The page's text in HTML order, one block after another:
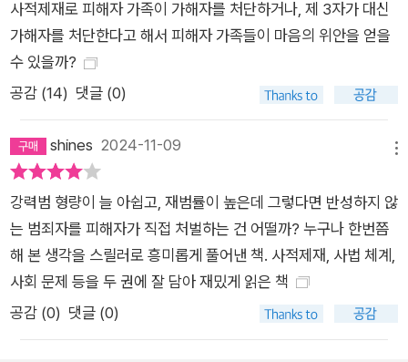
인과의 사이에서 낳은 일바라는 딸이 있기에, 그의 상실감은 내
것에 비교할 수 없다……. 리시의 가장 친한 친구, 사라도 현실을
믿을 수 없다. 코스플레이 참가를 비롯해 모든 것을 날마다 함께
해온 리시가 곁에 없다니. 리시를 잘 알지도 못하는 애들이 눈물
을 질금거리며 꽃과 카드를 갖다두고 추모하는 걸 사라는 견딜 수
없다. 리시가 성폭행을 당했는지 궁금해하는 사람들이 싫다. 리시
와 친했던 척하면서 그날 리시가 어땠는지 뭘 했는지 경찰에게 조
목조목 말하는 친구들도 역겹다. 사라는 그날 리시가 누구를 은밀
히 만나기로 했는지 안다. 그래도 자신의 의심을 경찰에게 말할
순 없다. 어쩌면 상상하고 과장하기 좋아하는 리시가 그냥 지어낸
얘기일지도 모르니까. 그러나 만일 사실이라면? 아무리 죽었다
고 해도, 친구의 비밀을 함부로 누설할 순 없지 않나……. 올리버
폰 보덴슈타인과 피아 산더의 강력11반은 용의자가 아니라 목격
사적제재로 피해자 가족이 가해자를 처단하거나, 제 3자가 대신
가해자를 처단한다고 해서 피해자 가족들이 마음의 위안을 얻을
수 있을까?
공감 (14) 댓글 (0)
shines 2024-11-09
강력범 형량이 늘 아쉽고, 재범률이 높은데 그렇다면 반성하지 않
는 범죄자를 피해자가 직접 처벌하는 건 어떨까? 누구나 한번쯤
해 본 생각을 스릴러로 흥미롭게 풀어낸 책. 사적제재, 사법 체계,
사회 문제 등을 두 권에 잘 담아 재밌게 읽은 책
공감 (0) 댓글 (0)